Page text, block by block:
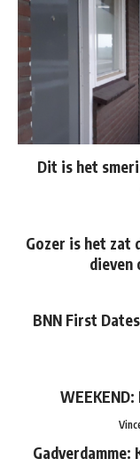
Dit is het
Gozer is het zat
dieven
BNN First